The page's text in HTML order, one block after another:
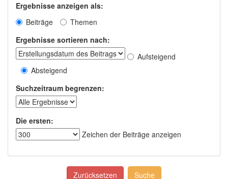
Ergebnisse anzeigen als:
Beiträge
Themen
Ergebnisse sortieren nach:
Aufsteigend
Absteigend
Suchzeitraum begrenzen:
Die ersten:
Zeichen der Beiträge anzeigen